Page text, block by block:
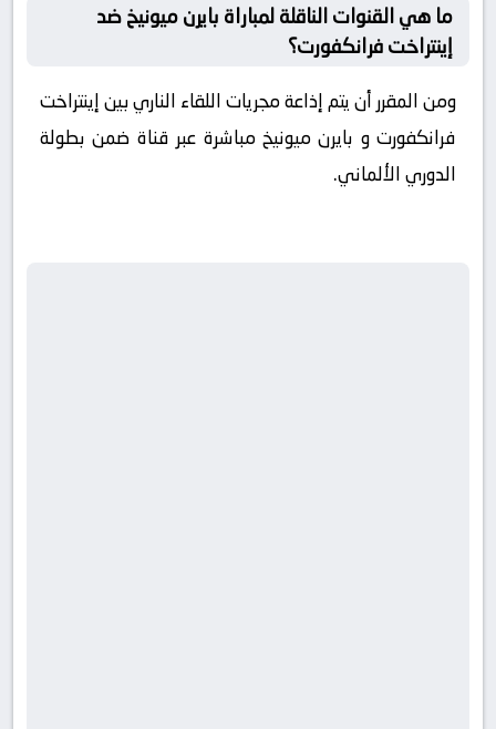
ما هي القنوات الناقلة لمباراة بايرن ميونيخ ضد
إينتراخت فرانكفورت؟
ومن المقرر أن يتم إذاعة مجريات اللقاء الناري بين إينتراخت
فرانكفورت و بايرن ميونيخ مباشرة عبر قناة ضمن بطولة
الدوري الألماني.